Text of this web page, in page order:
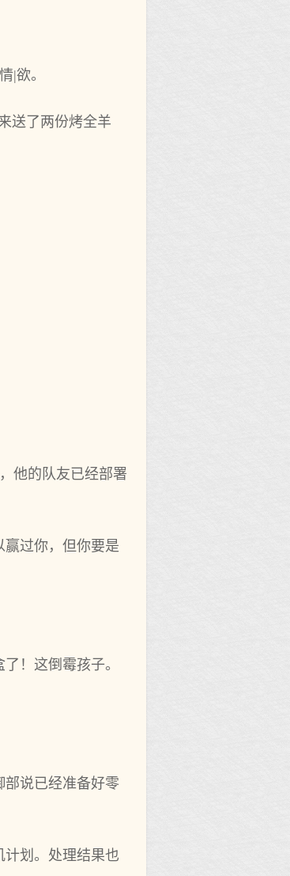
|欲。
送了两份烤全羊
他的队友已经部署
赢过你，但你要是
！这倒霉孩子。
部说已经准备好零
计划。处理结果也